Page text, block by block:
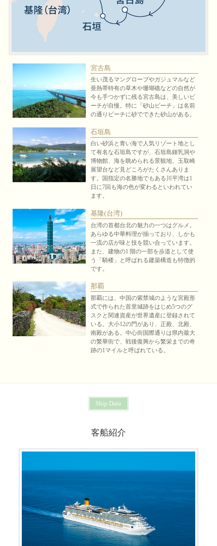
宮古島
生い茂るマングローブやガジュマルなど
亜熱帯特有の草木や珊瑚礁などの自然が
今も手つかずに残る宮古島は、美しいビ
ーチが自慢。特に「砂山ビーチ」は名前
の通りビーチに砂でできた砂山がある。
白い砂浜と青い海で人気リゾート地とし
て有名な石垣島ですが、石垣島鍾乳洞や
博物館、海を眺められる景観地、玉取崎
展望台など見どころがたくさんありま
す。国指定の名勝地でもある川平湾は1
日に7回も海の色が変わるといわれてい
ます。
台湾の首都台北の魅力の一つはグルメ。
あらゆる中華料理が揃っており、しかも
一流の店が味と技を競い合っています。
また、建物の1 階の一部を歩道として使
う「騎楼」と呼ばれる建築構造も特徴的
です。
那覇には、中国の紫禁城のような宮殿形
式で作られた首里城跡をはじめ5つのグ
スクと関連資産が世界遺産に登録されて
いる。大小12の門があり、正殿、北殿、
南殿がある。中心街国際通りは県内最大
の繁華街で、戦後復興から繁栄までの奇
跡の1マイルと呼ばれている。